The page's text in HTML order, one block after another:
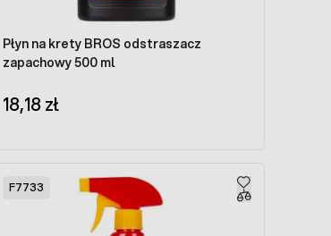
Płyn na krety BROS odstraszacz
zapachowy 500 ml
18,18 zł
F7733